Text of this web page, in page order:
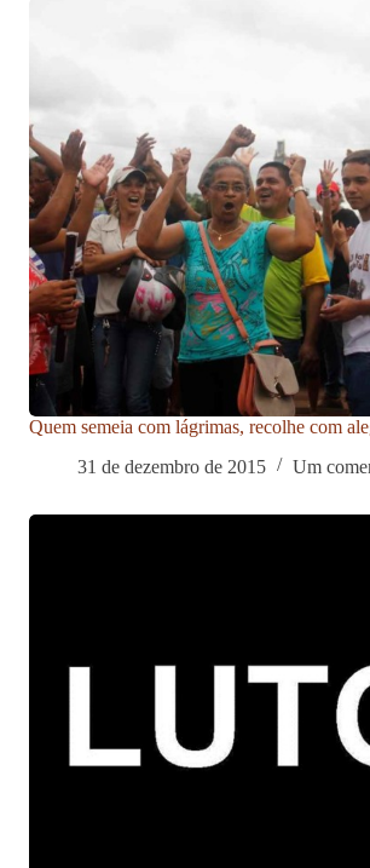
Quem semeia com lágrimas, recolhe com
31 de dezembro de 2015
Um